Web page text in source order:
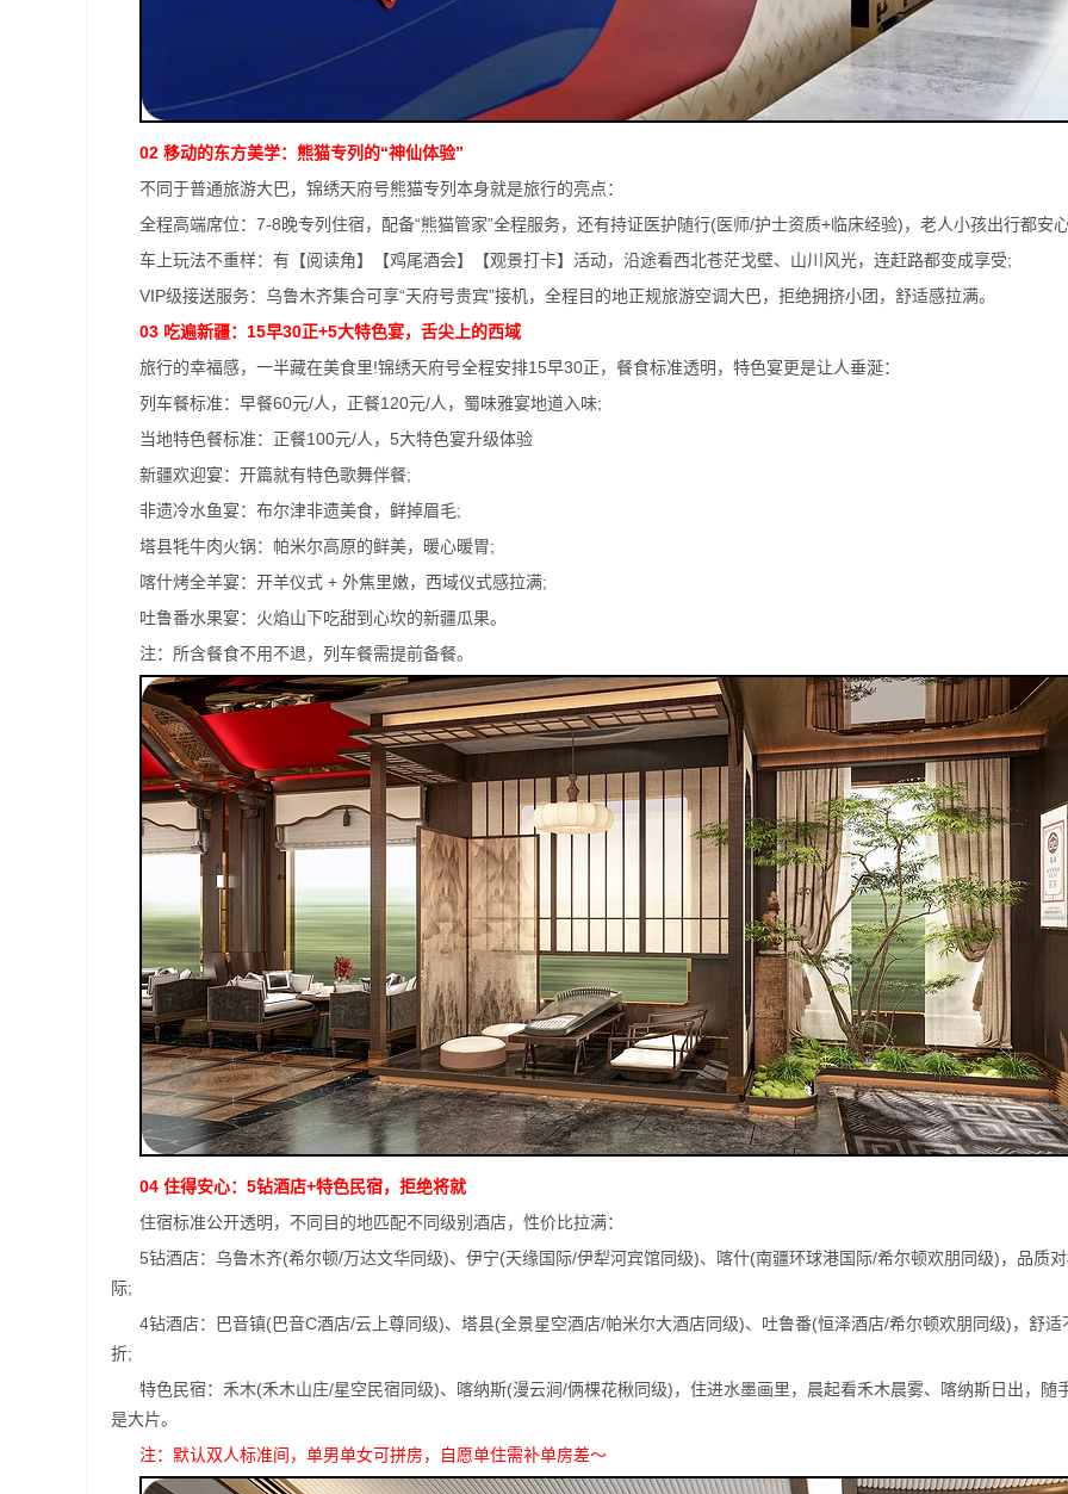
02 移动的东方美学：熊猫专列的“神仙体验”
不同于普通旅游大巴，锦绣天府号熊猫专列本身就是旅行的亮点：
全程高端席位：7-8晚专列住宿，配备“熊猫管家”全程服务，还有持证医护随行(医师/护士资质+临床经验)，老人小孩出行都安
车上玩法不重样：有【阅读角】【鸡尾酒会】【观景打卡】活动，沿途看西北苍茫戈壁、山川风光，连赶路都变成享受;
VIP级接送服务：乌鲁木齐集合可享“天府号贵宾”接机，全程目的地正规旅游空调大巴，拒绝拥挤小团，舒适感拉满。
03 吃遍新疆：15早30正+5大特色宴，舌尖上的西域
旅行的幸福感，一半藏在美食里!锦绣天府号全程安排15早30正，餐食标准透明，特色宴更是让人垂涎：
列车餐标准：早餐60元/人，正餐120元/人，蜀味雅宴地道入味;
当地特色餐标准：正餐100元/人，5大特色宴升级体验
新疆欢迎宴：开篇就有特色歌舞伴餐;
非遗冷水鱼宴：布尔津非遗美食，鲜掉眉毛;
塔县牦牛肉火锅：帕米尔高原的鲜美，暖心暖胃;
喀什烤全羊宴：开羊仪式 + 外焦里嫩，西域仪式感拉满;
吐鲁番水果宴：火焰山下吃甜到心坎的新疆瓜果。
注：所含餐食不用不退，列车餐需提前备餐。
04 住得安心：5钻酒店+特色民宿，拒绝将就
住宿标准公开透明，不同目的地匹配不同级别酒店，性价比拉满：
5钻酒店：乌鲁木齐(希尔顿/万达文华同级)、伊宁(天缘国际/伊犁河宾馆同级)、喀什(南疆环球港国际/希尔顿欢朋同级)，品质
际;
4钻酒店：巴音镇(巴音C酒店/云上尊同级)、塔县(全景星空酒店/帕米尔大酒店同级)、吐鲁番(恒泽酒店/希尔顿欢朋同级)，舒适
折;
特色民宿：禾木(禾木山庄/星空民宿同级)、喀纳斯(漫云涧/俩棵花楸同级)，住进水墨画里，晨起看禾木晨雾、喀纳斯日出，随
是大片。
注：默认双人标准间，单男单女可拼房，自愿单住需补单房差～